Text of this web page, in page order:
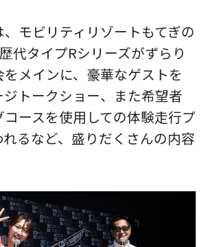
モビリティリゾートもてぎの
代タイプRシリーズがずらり
メインに、豪華なゲストを
トークショー、また希望者
ースを使用しての体験走行プ
るなど、盛りだくさんの内容